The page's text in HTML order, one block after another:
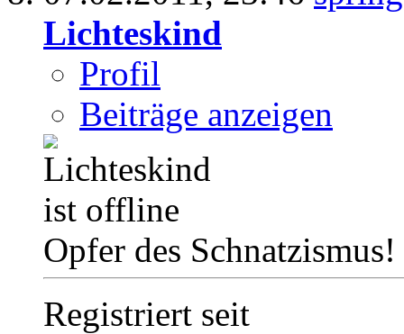
Lichteskind
Profil
Beiträge anzeigen
Opfer des Schnatzismus!
Registriert seit